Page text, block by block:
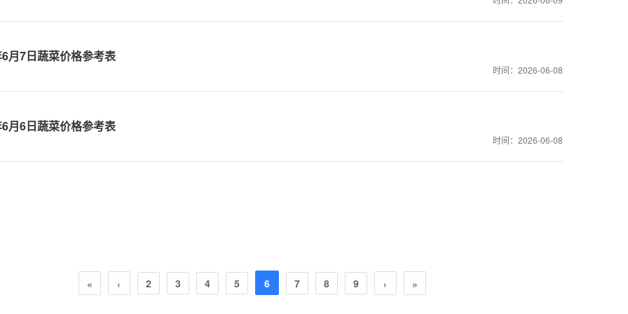
月7日蔬菜价格参考表
时间：2026-06-08
月6日蔬菜价格参考表
时间：2026-06-08
« ‹ 2 3 4 5 6 7 8 9 › »